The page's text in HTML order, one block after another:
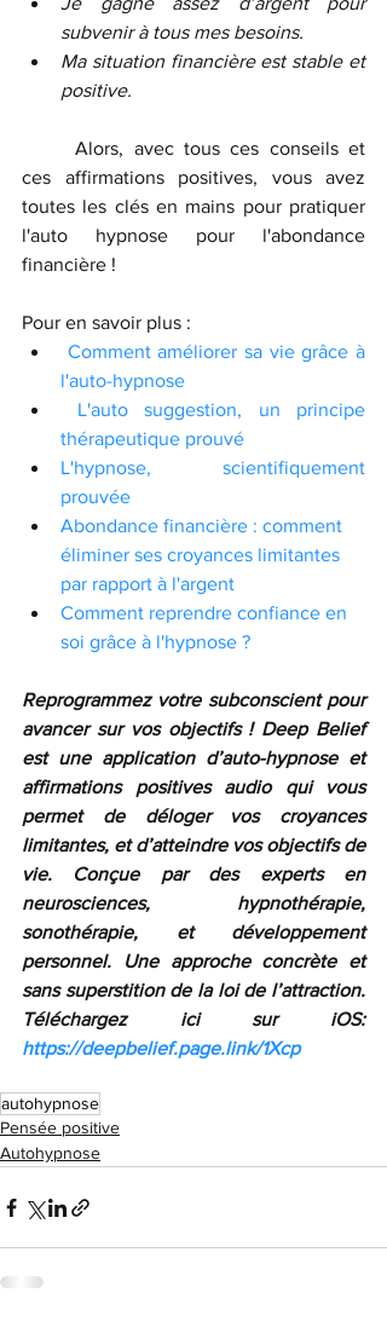
subvenir à tous mes besoins.
Ma situation financière est stable et
positive.
	Alors, avec tous ces conseils et
ces affirmations positives, vous avez
toutes les clés en mains pour pratiquer
l'auto hypnose pour l'abondance
financière !
Pour en savoir plus :
Comment améliorer sa vie grâce à
l'auto-hypnose
L'auto suggestion, un principe
thérapeutique prouvé
L'hypnose, scientifiquement
prouvée
Abondance financière : comment
éliminer ses croyances limitantes
par rapport à l'argent
Comment reprendre confiance en
soi grâce à l'hypnose ?
Reprogrammez votre subconscient pour
avancer sur vos objectifs ! Deep Belief
est une application d’auto-hypnose et
affirmations positives audio qui vous
permet de déloger vos croyances
limitantes, et d’atteindre vos objectifs de
vie. Conçue par des experts en
neurosciences, hypnothérapie,
sonothérapie, et développement
personnel. Une approche concrète et
sans superstition de la loi de l’attraction.
Téléchargez ici sur iOS:
https://deepbelief.page.link/1Xcp
autohypnose
Pensée positive
Autohypnose